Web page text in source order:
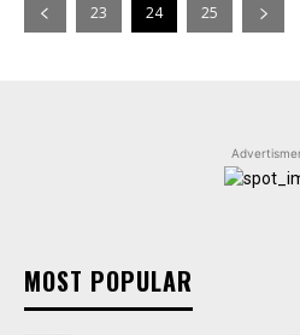
23 24 25
MOST POPULAR